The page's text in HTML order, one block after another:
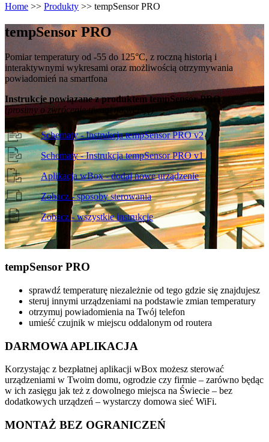
Home >> Produkty >> tempSensor PRO
tempSensor PRO
Pomiar temperatury od -55 do 125°C, z roczną historią i
interaktywnymi wykresami oraz możliwością otrzymywania
powiadomień na smartfona
Instrukcje powiązane z produktem tempSensor PRO
(prosimy o zwrócenie uwagi na wersję)
Schematy - Instrukcja tempSensor PRO v2
Schematy - Instrukcja tempSensor PRO v1
Aplikacja wBox - dodaj nowe urządzenie
Zobacz - sposoby sterowania
Zobacz - wszystkie instrukcje
tempSensor PRO
sprawdź temperaturę niezależnie od tego gdzie się znajdujesz
steruj innymi urządzeniami na podstawie zmian temperatury
otrzymuj powiadomienia na Twój telefon
umieść czujnik w miejscu oddalonym od routera
DARMOWA APLIKACJA
Korzystając z bezpłatnej aplikacji wBox możesz sterować
urządzeniami w Twoim domu, ogrodzie czy firmie – zarówno będąc
w ich zasięgu jak też z dowolnego miejsca na Świecie – bez
dodatkowych urządzeń – wystarczy domowa sieć WiFi.
MONTAŻ BEZ OGRANICZEŃ